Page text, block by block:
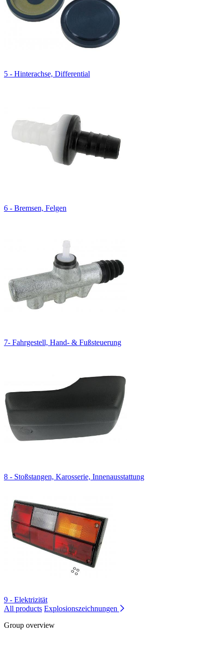
5 - Hinterachse, Differential
6 - Bremsen, Felgen
7- Fahrgestell, Hand- & Fußsteuerung
8 - Stoßstangen, Karosserie, Innenausstattung
9 - Elektrizität
All products Explosionszeichnungen
Group overview